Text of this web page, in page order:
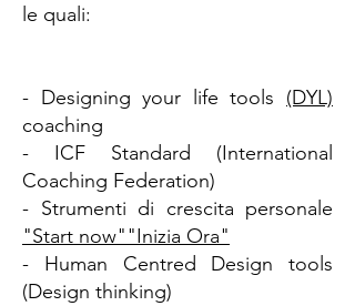
le quali:
- Designing your life tools (DYL)
coaching
- ICF Standard (International
Coaching Federation)
- Strumenti di crescita personale
"Start now""Inizia Ora"
- Human Centred Design tools
(Design thinking)